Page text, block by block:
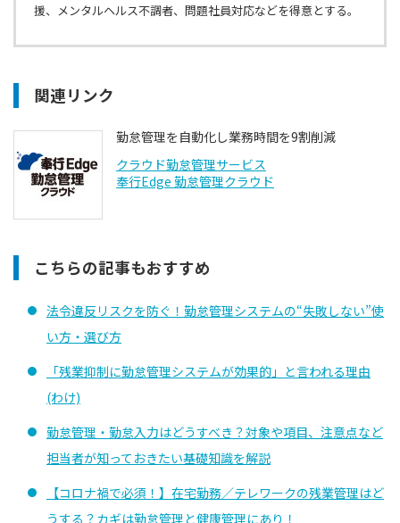
援、メンタルヘルス不調者、問題社員対応などを得意とする。
関連リンク
勤怠管理を自動化し業務時間を9割削減
クラウド勤怠管理サービス
奉行Edge 勤怠管理クラウド
こちらの記事もおすすめ
法令違反リスクを防ぐ！勤怠管理システムの“失敗しない”使
い方・選び方
「残業抑制に勤怠管理システムが効果的」と言われる理由
(わけ)
勤怠管理・勤怠入力はどうすべき？対象や項目、注意点など
担当者が知っておきたい基礎知識を解説
【コロナ禍で必須！】在宅勤務／テレワークの残業管理はど
うする？カギは勤怠管理と健康管理にあり！